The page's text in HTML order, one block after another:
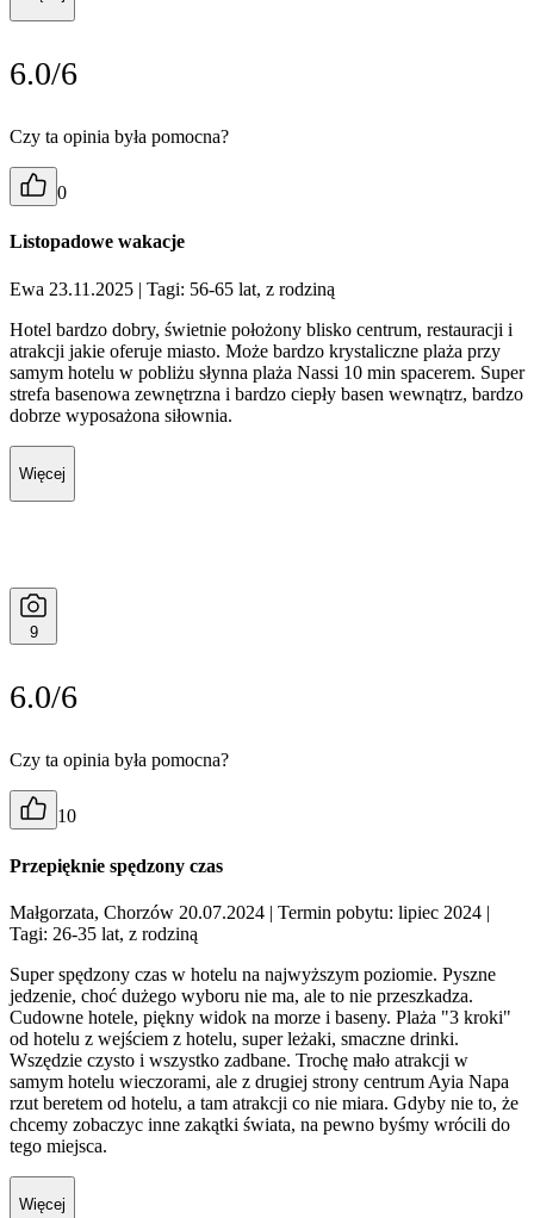
6.0/6
Czy ta opinia była pomocna?
0
Listopadowe wakacje
Ewa 23.11.2025 | Tagi: 56-65 lat, z rodziną
Hotel bardzo dobry, świetnie położony blisko centrum, restauracji i
atrakcji jakie oferuje miasto. Może bardzo krystaliczne plaża przy
samym hotelu w pobliżu słynna plaża Nassi 10 min spacerem. Super
strefa basenowa zewnętrzna i bardzo ciepły basen wewnątrz, bardzo
dobrze wyposażona siłownia.
Więcej
9
6.0/6
Czy ta opinia była pomocna?
10
Przepięknie spędzony czas
Małgorzata, Chorzów 20.07.2024 | Termin pobytu: lipiec 2024 |
Tagi: 26-35 lat, z rodziną
Super spędzony czas w hotelu na najwyższym poziomie. Pyszne
jedzenie, choć dużego wyboru nie ma, ale to nie przeszkadza.
Cudowne hotele, piękny widok na morze i baseny. Plaża "3 kroki"
od hotelu z wejściem z hotelu, super leżaki, smaczne drinki.
Wszędzie czysto i wszystko zadbane. Trochę mało atrakcji w
samym hotelu wieczorami, ale z drugiej strony centrum Ayia Napa
rzut beretem od hotelu, a tam atrakcji co nie miara. Gdyby nie to, że
chcemy zobaczyc inne zakątki świata, na pewno byśmy wrócili do
tego miejsca.
Więcej